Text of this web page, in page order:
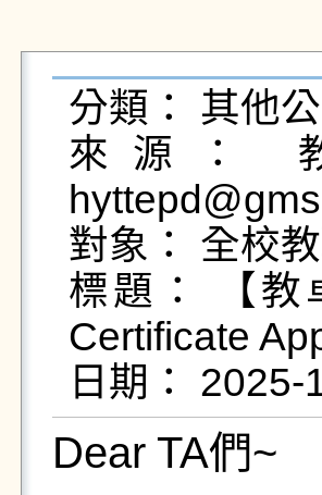
分類： 其他
來源：
對象： 全校
標題： 【教
Certificate
Dear TA們~